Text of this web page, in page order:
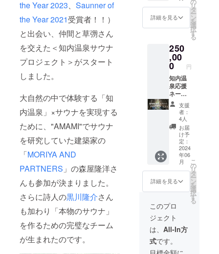
the Year 2023、 Saunner of
the Year 2021受賞者！！）
と出会い、仲間と草彅さん
を交えた＜知内温泉サウナ
プロジェクト＞がスタート
しました。
大自然の中で体験する「知
内温泉」×サウナを実現する
ために、"AMAMI"でサウナ
を研究していた建築家の
「MORIYA AND
PARTNERS 」の森屋隆洋さ
んも参加が決まりました。
さらに詩人の黒川隆介さん
も加わり「本物のサウナ」
を作るための完璧なチーム
が生まれたのです。
のでご
了承く
ださ
い。
から1
年） 企
業様や
サウナ
を応援
してく
れた
方々の
お名前
をサウ
ナの素
材でも
ある道
南杉で
作りプ
レート
（中）
を館内
に飾ら
せて頂
き 顕彰
させて
いただ
きま
す。 ※
施工次
第で提
回ご利
用可能
です。
予約制
きのあ
る時間
のみに
なるの
ですが
温泉は
いつで
も利用
可能な
プラン
となっ
ており
ます。
※チケッ
トの有
効期限
がござ
います
のでご
了承く
ださ
い。
（発行
から1
年）
詳細を見る
リ
タ
ー
ン
を
選
択
す
る
250
,00
0 円
知内温
泉応援
ネーム
プレー
ト（木
製）大
サイズ
日帰り
サウナ
（呼吸
の間）3
回利用
券付 ※
利用
日、時
間帯
（午
前、午
後、夕
方）を
お選び
いただ
き、施
支援
者：
4人
お届
け予
定：
2024
年06
月
詳細を見る
こ
の
リ
タ
ー
ン
を
選
択
す
る
このプロ
ジェクト
は、 All-In方
式です。